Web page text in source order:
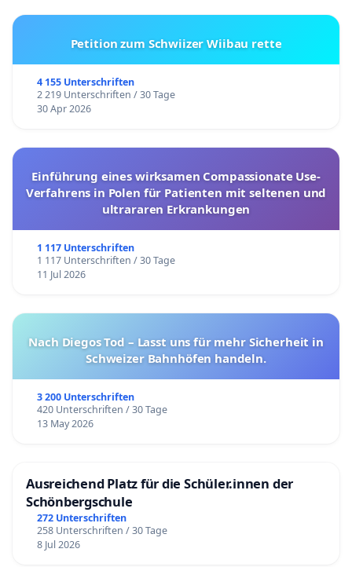
Petition zum Schwiizer Wiibau rette
4 155 Unterschriften
2 219 Unterschriften / 30 Tage
30 Apr 2026
Einführung eines wirksamen Compassionate Use-
Verfahrens in Polen für Patienten mit seltenen und
ultrararen Erkrankungen
1 117 Unterschriften
1 117 Unterschriften / 30 Tage
11 Jul 2026
Nach Diegos Tod – Lasst uns für mehr Sicherheit in
Schweizer Bahnhöfen handeln.
3 200 Unterschriften
420 Unterschriften / 30 Tage
13 May 2026
Ausreichend Platz für die Schüler.innen der
Schönbergschule
272 Unterschriften
258 Unterschriften / 30 Tage
8 Jul 2026